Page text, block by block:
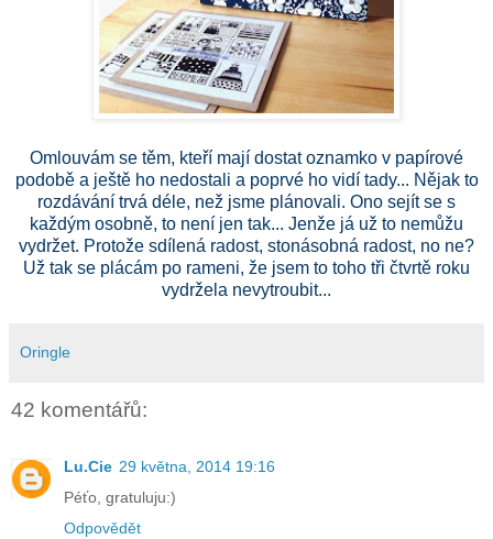
Omlouvám se těm, kteří mají dostat oznamko v papírové
podobě a ještě ho nedostali a poprvé ho vidí tady... Nějak to
rozdávání trvá déle, než jsme plánovali. Ono sejít se s
každým osobně, to není jen tak... Jenže já už to nemůžu
vydržet. Protože sdílená radost, stonásobná radost, no ne?
Už tak se plácám po rameni, že jsem to toho tři čtvrtě roku
vydržela nevytroubit...
Oringle
42 komentářů:
Lu.Cie 29 května, 2014 19:16
Péťo, gratuluju:)
Odpovědět